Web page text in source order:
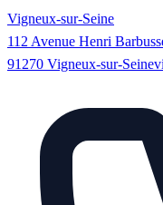
Vigneux-sur-Seine
112 Avenue Henri
91270 Vigneux-sur-Seine